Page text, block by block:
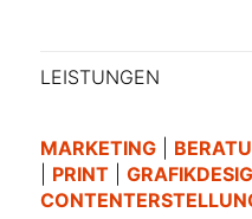
LEISTUNGEN
MARKETING|
PRINT|